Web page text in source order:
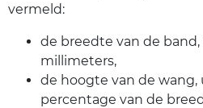
vermeld:
de breedte van de
millimeters,
de hoogte van de
percentage van de